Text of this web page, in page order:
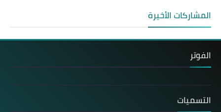
المشاركات الأخيرة
الفوتر
التسميات